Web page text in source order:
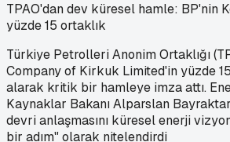
TPAO'dan dev küresel hamle: BP'nin
yüzde 15 ortaklık
Türkiye Petrolleri Anonim Ortaklığı
Company of Kirkuk Limited'in yüzde
alarak kritik bir hamleye imza attı.
Kaynaklar Bakanı Alparslan
devri anlaşmasını küresel enerji
bir adım" olarak nitelendirdi